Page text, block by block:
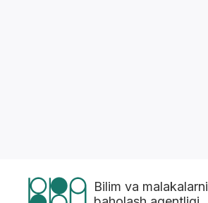
Bilim va malakalarni